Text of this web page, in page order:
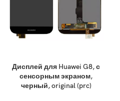
Дисплей для Huawei G8, с
сенсорным экраном,
черный, original (prc)